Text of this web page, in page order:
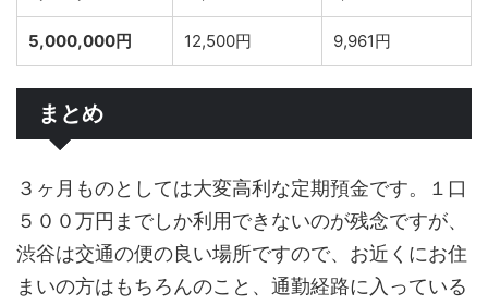
5,000,000円 12,500円 9,961円
まとめ
３ヶ月ものとしては大変高利な定期預金です。１口
５００万円までしか利用できないのが残念ですが、
渋谷は交通の便の良い場所ですので、お近くにお住
まいの方はもちろんのこと、通勤経路に入っている